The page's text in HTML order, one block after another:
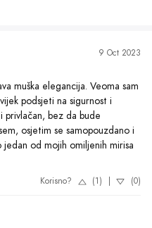
9 Oct 2023
muška elegancija. Veoma sam
podsjeti na sigurnost i
privlačan, bez da bude
osjetim se samopouzdano i
od mojih omiljenih mirisa
Korisno? (1) (0)